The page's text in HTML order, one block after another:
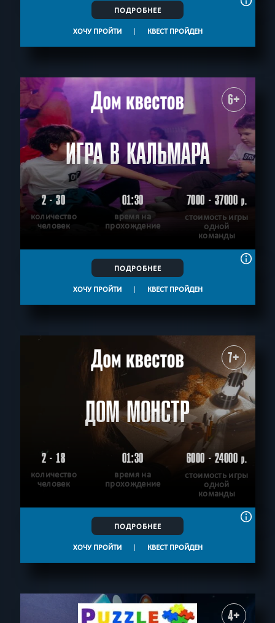
ПОДРОБНЕЕ
ХОЧУ ПРОЙТИ | КВЕСТ ПРОЙДЕН
6+
ИГРА В КАЛЬМАРА
2 - 30
количество
человек
01:30
время на
прохождение
7000 - 37000р.
стоимость игры
одной
команды
ПОДРОБНЕЕ
ХОЧУ ПРОЙТИ | КВЕСТ ПРОЙДЕН
7+
ДОМ МОНСТР
2 - 18
количество
человек
01:30
время на
прохождение
6000 - 24000р.
стоимость игры
одной
команды
ПОДРОБНЕЕ
ХОЧУ ПРОЙТИ | КВЕСТ ПРОЙДЕН
4+